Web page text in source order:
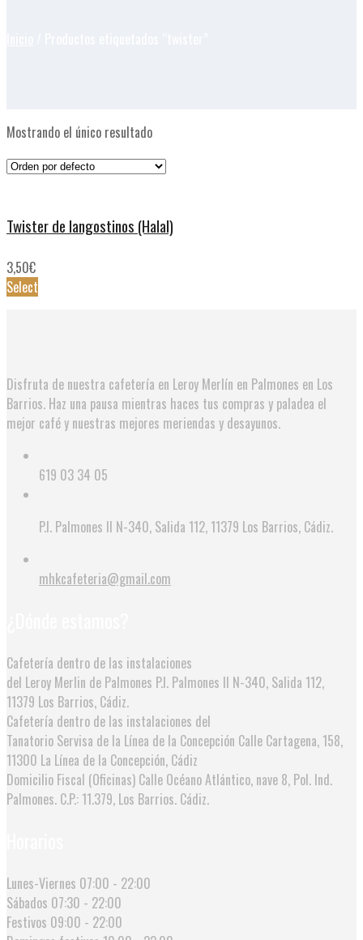
Mostrando el único resultado
Twister de langostinos (Halal)
3,50€
Select
Disfruta de nuestra cafetería en Leroy Merlín en Palmones en Los
Barrios. Haz una pausa mientras haces tus compras y paladea el
mejor café y nuestras mejores meriendas y desayunos.
619 03 34 05
P.I. Palmones II N-340, Salida 112, 11379 Los Barrios, Cádiz.
mhkcafeteria@gmail.com
Cafetería dentro de las instalaciones
del Leroy Merlin de Palmones P.I. Palmones II N-340, Salida 112,
11379 Los Barrios, Cádiz.
Cafetería dentro de las instalaciones del
Tanatorio Servisa de la Línea de la Concepción Calle Cartagena, 158,
11300 La Línea de la Concepción, Cádiz
Domicilio Fiscal (Oficinas) Calle Océano Atlántico, nave 8, Pol. Ind.
Palmones. C.P.: 11.379, Los Barrios. Cádiz.
Lunes-Viernes 07:00 - 22:00
Sábados 07:30 - 22:00
Festivos 09:00 - 22:00